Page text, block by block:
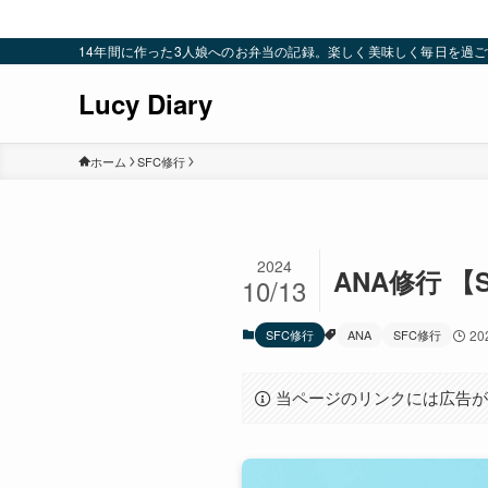
14年間に作った3人娘へのお弁当の記録。楽しく美味しく毎日を過
Lucy Diary
ホーム SFC修行
ANA修行
2024
10/13
SFC修行 ANA SFC修行
当ページのリンクには広告